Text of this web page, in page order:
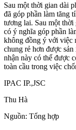
Sau một thời gian dài
đã góp phần làm tăng
tương lai. Sau một thời
có ý nghĩa góp phần
không đồng ý với việc
chung rẻ hơn được
nhận này có thể được
toàn cầu trong việc
IPAC IP.,JSC
Thu Hà
Nguồn: Tổng hợp